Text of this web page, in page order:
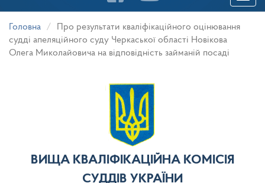
Головна
Про результати кваліфікаційного оцінювання
судді апеляційного суду Черкаської області Новікова
Олега Миколайовича на відповідність займаній посаді
ВИЩА КВАЛІФІКАЦІЙНА КОМІСІЯ
СУДДІВ УКРАЇНИ